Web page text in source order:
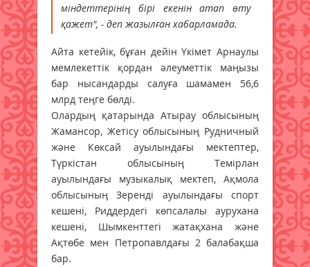
міндеттерінің бірі екенін атап өту
қажет", - деп жазылған хабарламада.
Айта кетейік, бұған дейін Үкімет Арнаулы
мемлекеттік қордан әлеуметтік маңызы
бар нысандарды салуға шамамен 56,6
млрд теңге бөлді.
Олардың қатарында Атырау облысының
Жамансор, Жетісу облысының Рудничный
және Көксай ауылындағы мектептер,
Түркістан облысының Темірлан
ауылындағы музыкалық мектеп, Ақмола
облысының Зеренді ауылындағы спорт
кешені, Риддердегі көпсалалы аурухана
кешені, Шымкенттегі жатақхана және
Ақтөбе мен Петропавлдағы 2 балабақша
бар.